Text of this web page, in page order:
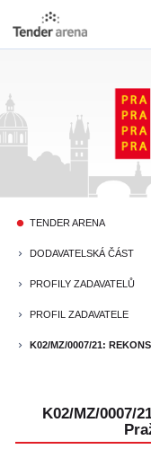
fiber_manual_record TENDER ARENA
keyboard_arrow_right DODAVATELSKÁ ČÁST
keyboard_arrow_right PROFILY ZADAVATELŮ
keyboard_arrow_right PROFIL ZADAVATELE
keyboard_arrow_right K02/MZ/0007/21:
K02/MZ/0007/